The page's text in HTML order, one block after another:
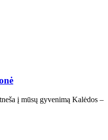
į mūsų gyvenimą Kalėdos –